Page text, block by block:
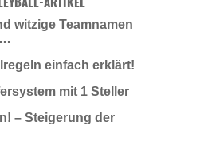
witzige Teamnamen
einfach erklärt!
mit 1 Steller
– Steigerung der